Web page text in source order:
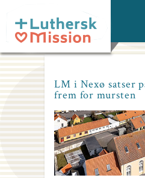
main
content
LM i Nexø satser
frem for mursten